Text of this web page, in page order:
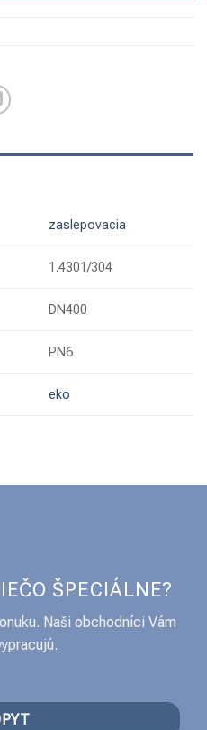
zaslepovacia
1.4301/304
DN400
PN6
eko
ŠPECIÁLNE?
Naši obchodníci Vám